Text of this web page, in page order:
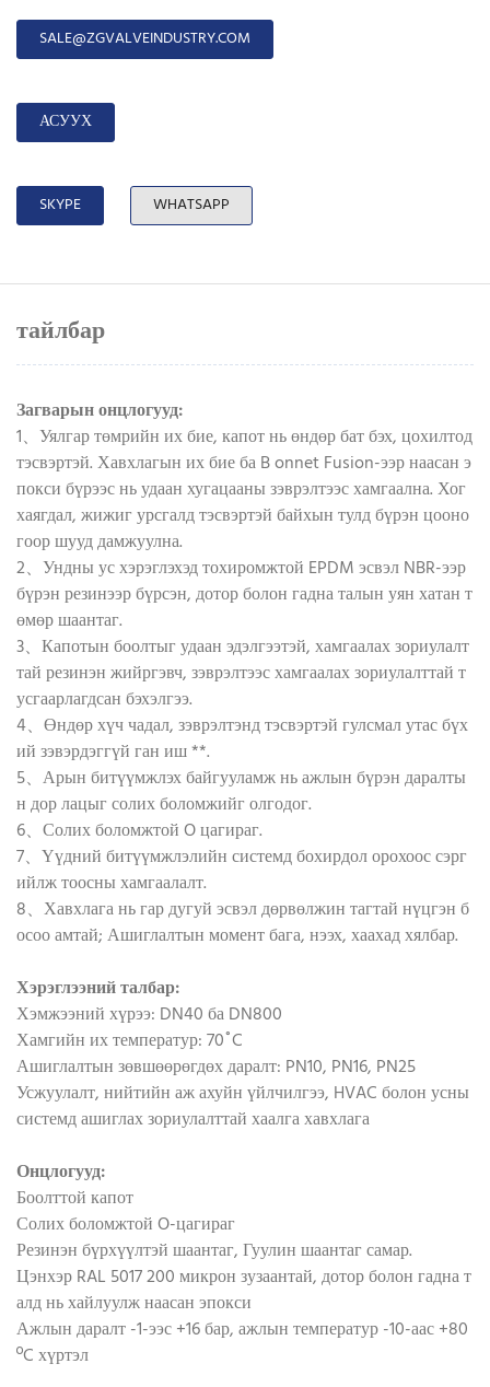
SALE@ZGVALVEINDUSTRY.COM
АСУУХ
SKYPE WHATSAPP
тайлбар
Загварын онцлогууд:
1、Уялгар төмрийн их бие, капот нь өндөр бат бэх, цохилтод
тэсвэртэй. Хавхлагын их бие ба B onnet Fusion-ээр наасан э
покси бүрээс нь удаан хугацааны зэврэлтээс хамгаална. Хог
хаягдал, жижиг урсгалд тэсвэртэй байхын тулд бүрэн цооно
гоор шууд дамжуулна.
2、Ундны ус хэрэглэхэд тохиромжтой EPDM эсвэл NBR-ээр
бүрэн резинээр бүрсэн, дотор болон гадна талын уян хатан т
өмөр шаантаг.
3、Капотын боолтыг удаан эдэлгээтэй, хамгаалах зориулалт
тай резинэн жийргэвч, зэврэлтээс хамгаалах зориулалттай т
усгаарлагдсан бэхэлгээ.
4、Өндөр хүч чадал, зэврэлтэнд тэсвэртэй гулсмал утас бүх
ий зэвэрдэггүй ган иш **.
5、Арын битүүмжлэх байгууламж нь ажлын бүрэн даралты
н дор лацыг солих боломжийг олгодог.
6、Солих боломжтой O цагираг.
7、Үүдний битүүмжлэлийн системд бохирдол орохоос сэрг
ийлж тоосны хамгаалалт.
8、Хавхлага нь гар дугуй эсвэл дөрвөлжин тагтай нүцгэн б
осоо амтай; Ашиглалтын момент бага, нээх, хаахад хялбар.
Хэрэглээний талбар:
Хэмжээний хүрээ: DN40 ба DN800
Хамгийн их температур: 70˚C
Ашиглалтын зөвшөөрөгдөх даралт: PN10, PN16, PN25
Усжуулалт, нийтийн аж ахуйн үйлчилгээ, HVAC болон усны
системд ашиглах зориулалттай хаалга хавхлага
Онцлогууд:
Боолттой капот
Солих боломжтой O-цагираг
Резинэн бүрхүүлтэй шаантаг, Гуулин шаантаг самар.
Цэнхэр RAL 5017 200 микрон зузаантай, дотор болон гадна т
алд нь хайлуулж наасан эпокси
Ажлын даралт -1-ээс +16 бар, ажлын температур -10-аас +80
ºC хүртэл